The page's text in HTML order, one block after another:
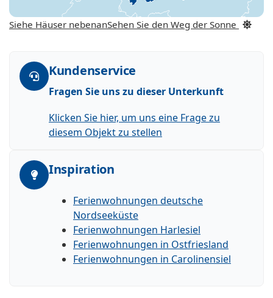
Siehe Häuser nebenanSehen Sie den Weg der Sonne
Kundenservice
Fragen Sie uns zu dieser Unterkunft
Klicken Sie hier, um uns eine Frage zu
diesem Objekt zu stellen
Inspiration
Ferienwohnungen deutsche
Nordseeküste
Ferienwohnungen Harlesiel
Ferienwohnungen in Ostfriesland
Ferienwohnungen in Carolinensiel